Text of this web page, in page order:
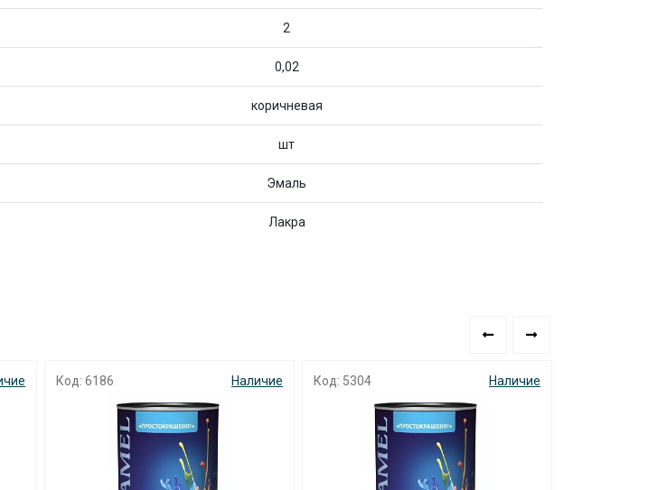
2
0,02
коричневая
шт
Эмаль
Лакра
Код: 5304 Наличие Код: 0238 Наличие